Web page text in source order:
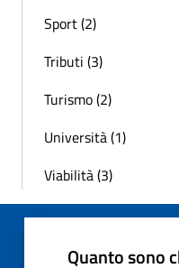
Sport (2)
Tributi (3)
Turismo (2)
Università (1)
Viabilità (3)
Quanto sono